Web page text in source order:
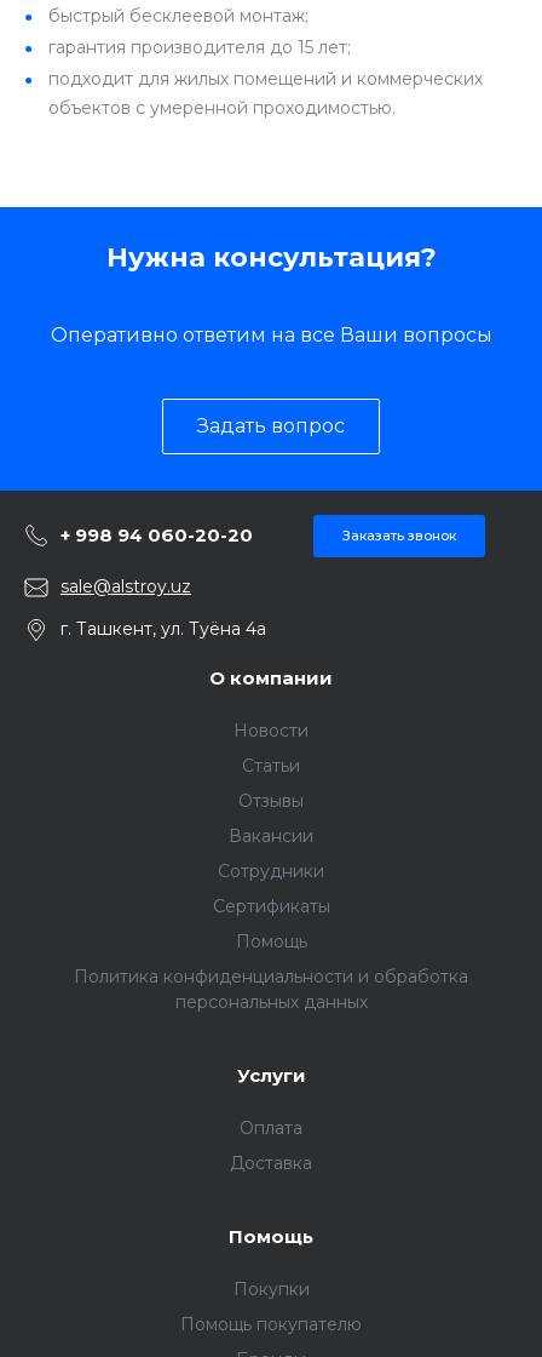
быстрый бесклеевой монтаж;
гарантия производителя до 15 лет;
подходит для жилых помещений и коммерческих
объектов с умеренной проходимостью.
Нужна консультация?
Оперативно ответим на все Ваши вопросы
Задать вопрос
+ 998 94 060-20-20 Заказать звонок
sale@alstroy.uz
г. Ташкент, ул. Туёна 4а
О компании
Новости
Статьи
Отзывы
Вакансии
Сотрудники
Сертификаты
Помощь
Политика конфиденциальности и обработка
персональных данных
Услуги
Оплата
Доставка
Помощь
Покупки
Помощь покупателю